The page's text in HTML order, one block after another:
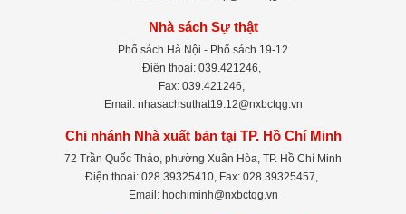
Nhà sách Sự thật
Phố sách Hà Nội - Phố sách 19-12
Điện thoại: 039.421246,
Fax: 039.421246,
Email: nhasachsuthat19.12@nxbctqg.vn
Chi nhánh Nhà xuất bản tại TP. Hồ Chí Minh
72 Trần Quốc Thảo, phường Xuân Hòa, TP. Hồ Chí Minh
Điện thoại: 028.39325410, Fax: 028.39325457,
Email: hochiminh@nxbctqg.vn